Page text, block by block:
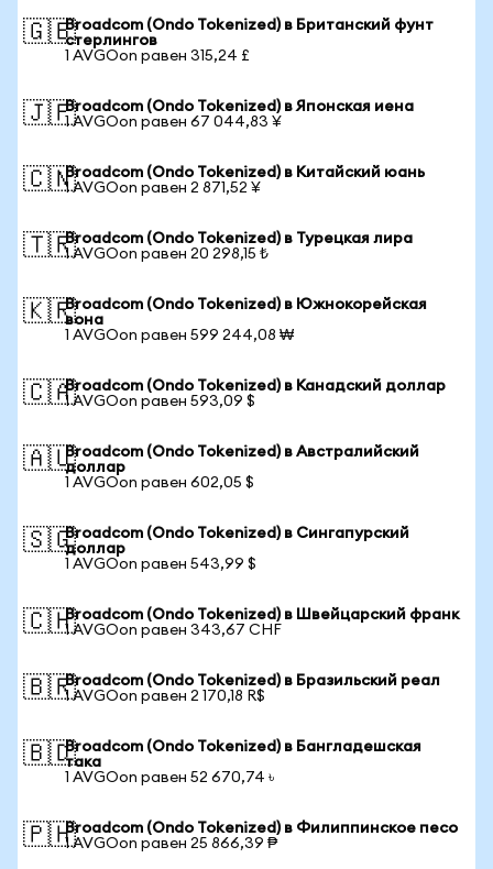
🇬🇧Broadcom (Ondo Tokenized) в Британский фунт
стерлингов
1 AVGOon равен 315,24 £
🇯🇵Broadcom (Ondo Tokenized) в Японская иена
1 AVGOon равен 67 044,83 ¥
🇨🇳Broadcom (Ondo Tokenized) в Китайский юань
1 AVGOon равен 2 871,52 ¥
🇹🇷Broadcom (Ondo Tokenized) в Турецкая лира
1 AVGOon равен 20 298,15 ₺
🇰🇷Broadcom (Ondo Tokenized) в Южнокорейская
вона
1 AVGOon равен 599 244,08 ₩
🇨🇦Broadcom (Ondo Tokenized) в Канадский доллар
1 AVGOon равен 593,09 $
🇦🇺Broadcom (Ondo Tokenized) в Австралийский
доллар
1 AVGOon равен 602,05 $
🇸🇬Broadcom (Ondo Tokenized) в Сингапурский
доллар
1 AVGOon равен 543,99 $
🇨🇭Broadcom (Ondo Tokenized) в Швейцарский франк
1 AVGOon равен 343,67 CHF
🇧🇷Broadcom (Ondo Tokenized) в Бразильский реал
1 AVGOon равен 2 170,18 R$
🇧🇩Broadcom (Ondo Tokenized) в Бангладешская
така
1 AVGOon равен 52 670,74 ৳
🇵🇭Broadcom (Ondo Tokenized) в Филиппинское песо
1 AVGOon равен 25 866,39 ₱